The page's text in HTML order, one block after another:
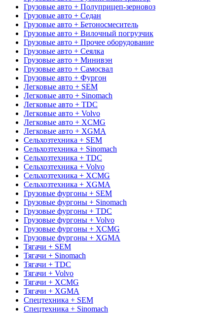
Грузовые авто + Полуприцеп-зерновоз
Грузовые авто + Седан
Грузовые авто + Бетоносмеситель
Грузовые авто + Вилочный погрузчик
Грузовые авто + Прочее оборудование
Грузовые авто + Сеялка
Грузовые авто + Минивэн
Грузовые авто + Самосвал
Грузовые авто + Фургон
Легковые авто + SEM
Легковые авто + Sinomach
Легковые авто + TDC
Легковые авто + Volvo
Легковые авто + XCMG
Легковые авто + XGMA
Сельхозтехника + SEM
Сельхозтехника + Sinomach
Сельхозтехника + TDC
Сельхозтехника + Volvo
Сельхозтехника + XCMG
Сельхозтехника + XGMA
Грузовые фургоны + SEM
Грузовые фургоны + Sinomach
Грузовые фургоны + TDC
Грузовые фургоны + Volvo
Грузовые фургоны + XCMG
Грузовые фургоны + XGMA
Тягачи + SEM
Тягачи + Sinomach
Тягачи + TDC
Тягачи + Volvo
Тягачи + XCMG
Тягачи + XGMA
Спецтехника + SEM
Спецтехника + Sinomach